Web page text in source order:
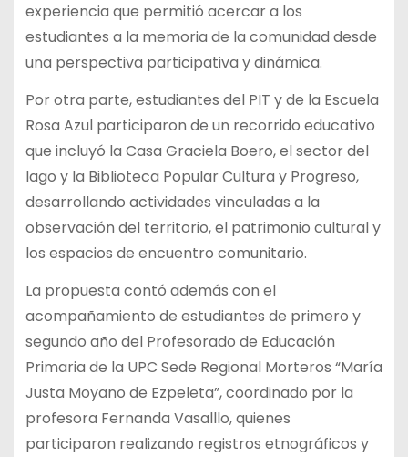
experiencia que permitió acercar a los
estudiantes a la memoria de la comunidad desde
una perspectiva participativa y dinámica.
Por otra parte, estudiantes del PIT y de la Escuela
Rosa Azul participaron de un recorrido educativo
que incluyó la Casa Graciela Boero, el sector del
lago y la Biblioteca Popular Cultura y Progreso,
desarrollando actividades vinculadas a la
observación del territorio, el patrimonio cultural y
los espacios de encuentro comunitario.
La propuesta contó además con el
acompañamiento de estudiantes de primero y
segundo año del Profesorado de Educación
Primaria de la UPC Sede Regional Morteros “María
Justa Moyano de Ezpeleta”, coordinado por la
profesora Fernanda Vasalllo, quienes
participaron realizando registros etnográficos y